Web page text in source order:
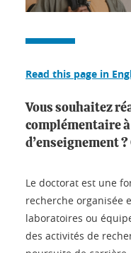
Read this page in
Vous souhaitez
complémentaire
d’enseignement ?
Le doctorat est une
recherche organisée
laboratoires ou
des activités de